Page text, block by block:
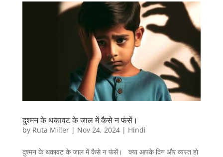
दुश्मन के थकावट के जाल में कैसे न फंसें।
by Ruta Miller| Nov 24, 2024| Hindi
दुश्मन के थकावट के जाल में कैसे न फंसें। क्या आपके दिन और व्यस्त हो